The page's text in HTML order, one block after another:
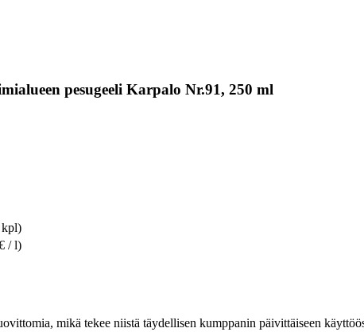
pesugeeli Karpalo Nr.91, 250 ml
kpl)
/ l)
mikä tekee niistä täydellisen kumppanin päivittäiseen